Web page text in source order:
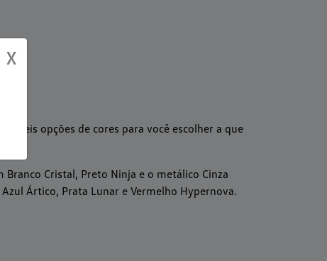
seis opções de cores para você escolher a que
Cristal, Preto Ninja e o metálico Cinza
Ártico, Prata Lunar e Vermelho Hypernova.
X